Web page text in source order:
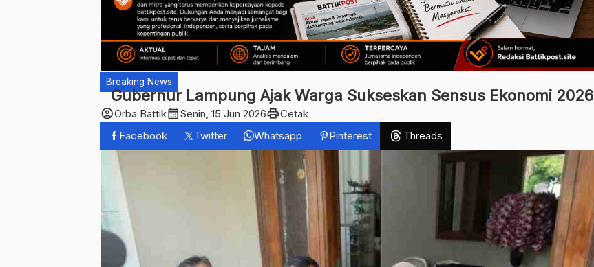
Breaking News
Gubernur Lampung Ajak Warga Sukseskan Sensus Ekonomi 2026
account_circleOrba Battikcalendar_monthSenin, 15 Jun 2026printCetak
Facebook
Twitter Whatsapp Pinterest Threads